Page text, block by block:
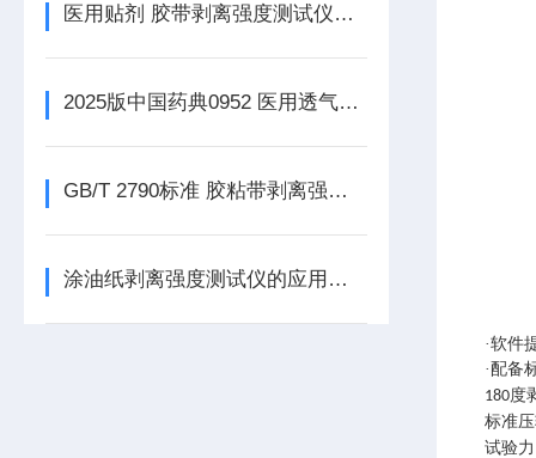
医用贴剂 胶带剥离强度测试仪的工作原理
2025版中国药典0952 医用透气胶粘带剥离强度测试仪的试验方法
GB/T 2790标准 胶粘带剥离强度测试仪的试验方法
涂油纸剥离强度测试仪的应用与介绍
·软件
·配备
180
标准
试验力